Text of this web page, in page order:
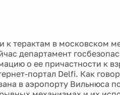
терактам в московском
департамент
о ее причастности к
портал Delfi. Как
в аэропорту Вильнюса